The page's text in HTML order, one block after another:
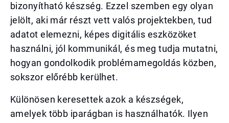
bizonyítható készség. Ezzel szemben egy olyan
jelölt, aki már részt vett valós projektekben, tud
adatot elemezni, képes digitális eszközöket
használni, jól kommunikál, és meg tudja mutatni,
hogyan gondolkodik problémamegoldás közben,
sokszor előrébb kerülhet.
Különösen keresettek azok a készségek,
amelyek több iparágban is használhatók. Ilyen